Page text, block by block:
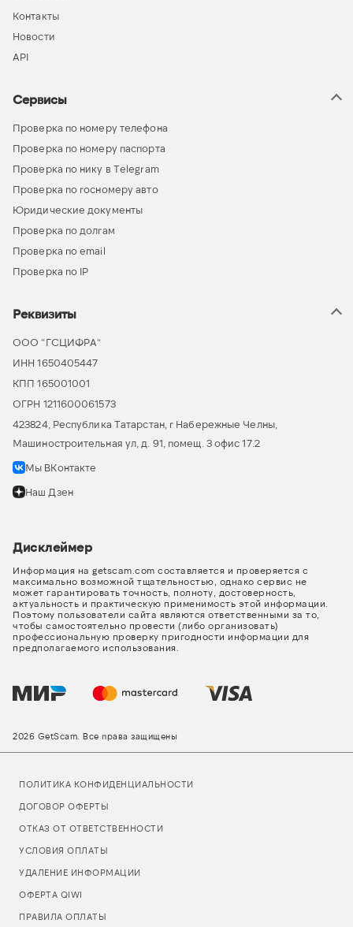
Контакты
Новости
API
Сервисы
Проверка по номеру телефона
Проверка по номеру паспорта
Проверка по нику в Telegram
Проверка по госномеру авто
Юридические документы
Проверка по долгам
Проверка по email
Проверка по IP
Реквизиты
ООО “ГСЦИФРА”
ИНН 1650405447
КПП 165001001
ОГРН 1211600061573
423824, Республика Татарстан, г Набережные Челны,
Машиностроительная ул, д. 91, помещ. 3 офис 17.2
Мы ВКонтакте
Наш Дзен
Дисклеймер
Информация на getscam.com составляется и проверяется с
максимально возможной тщательностью, однако сервис не
может гарантировать точность, полноту, достоверность,
актуальность и практическую применимость этой информации.
Поэтому пользователи сайта являются ответственными за то,
чтобы самостоятельно провести (либо организовать)
профессиональную проверку пригодности информации для
предполагаемого использования.
2026 GetScam. Все права защищены
ПОЛИТИКА КОНФИДЕНЦИАЛЬНОСТИ
ДОГОВОР ОФЕРТЫ
ОТКАЗ ОТ ОТВЕТСТВЕННОСТИ
УСЛОВИЯ ОПЛАТЫ
УДАЛЕНИЕ ИНФОРМАЦИИ
ОФЕРТА QIWI
ПРАВИЛА ОПЛАТЫ